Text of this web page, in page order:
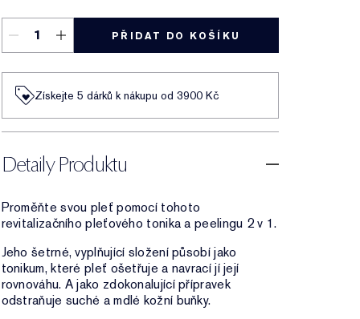
PŘIDAT DO KOŠÍKU
Získejte 5 dárků k nákupu od 3900 Kč
Detaily Produktu
Proměňte svou pleť pomocí tohoto
revitalizačního pleťového tonika a peelingu 2 v 1.
Jeho šetrné, vyplňující složení působí jako
tonikum, které pleť ošetřuje a navrací jí její
rovnováhu. A jako zdokonalující přípravek
odstraňuje suché a mdlé kožní buňky.